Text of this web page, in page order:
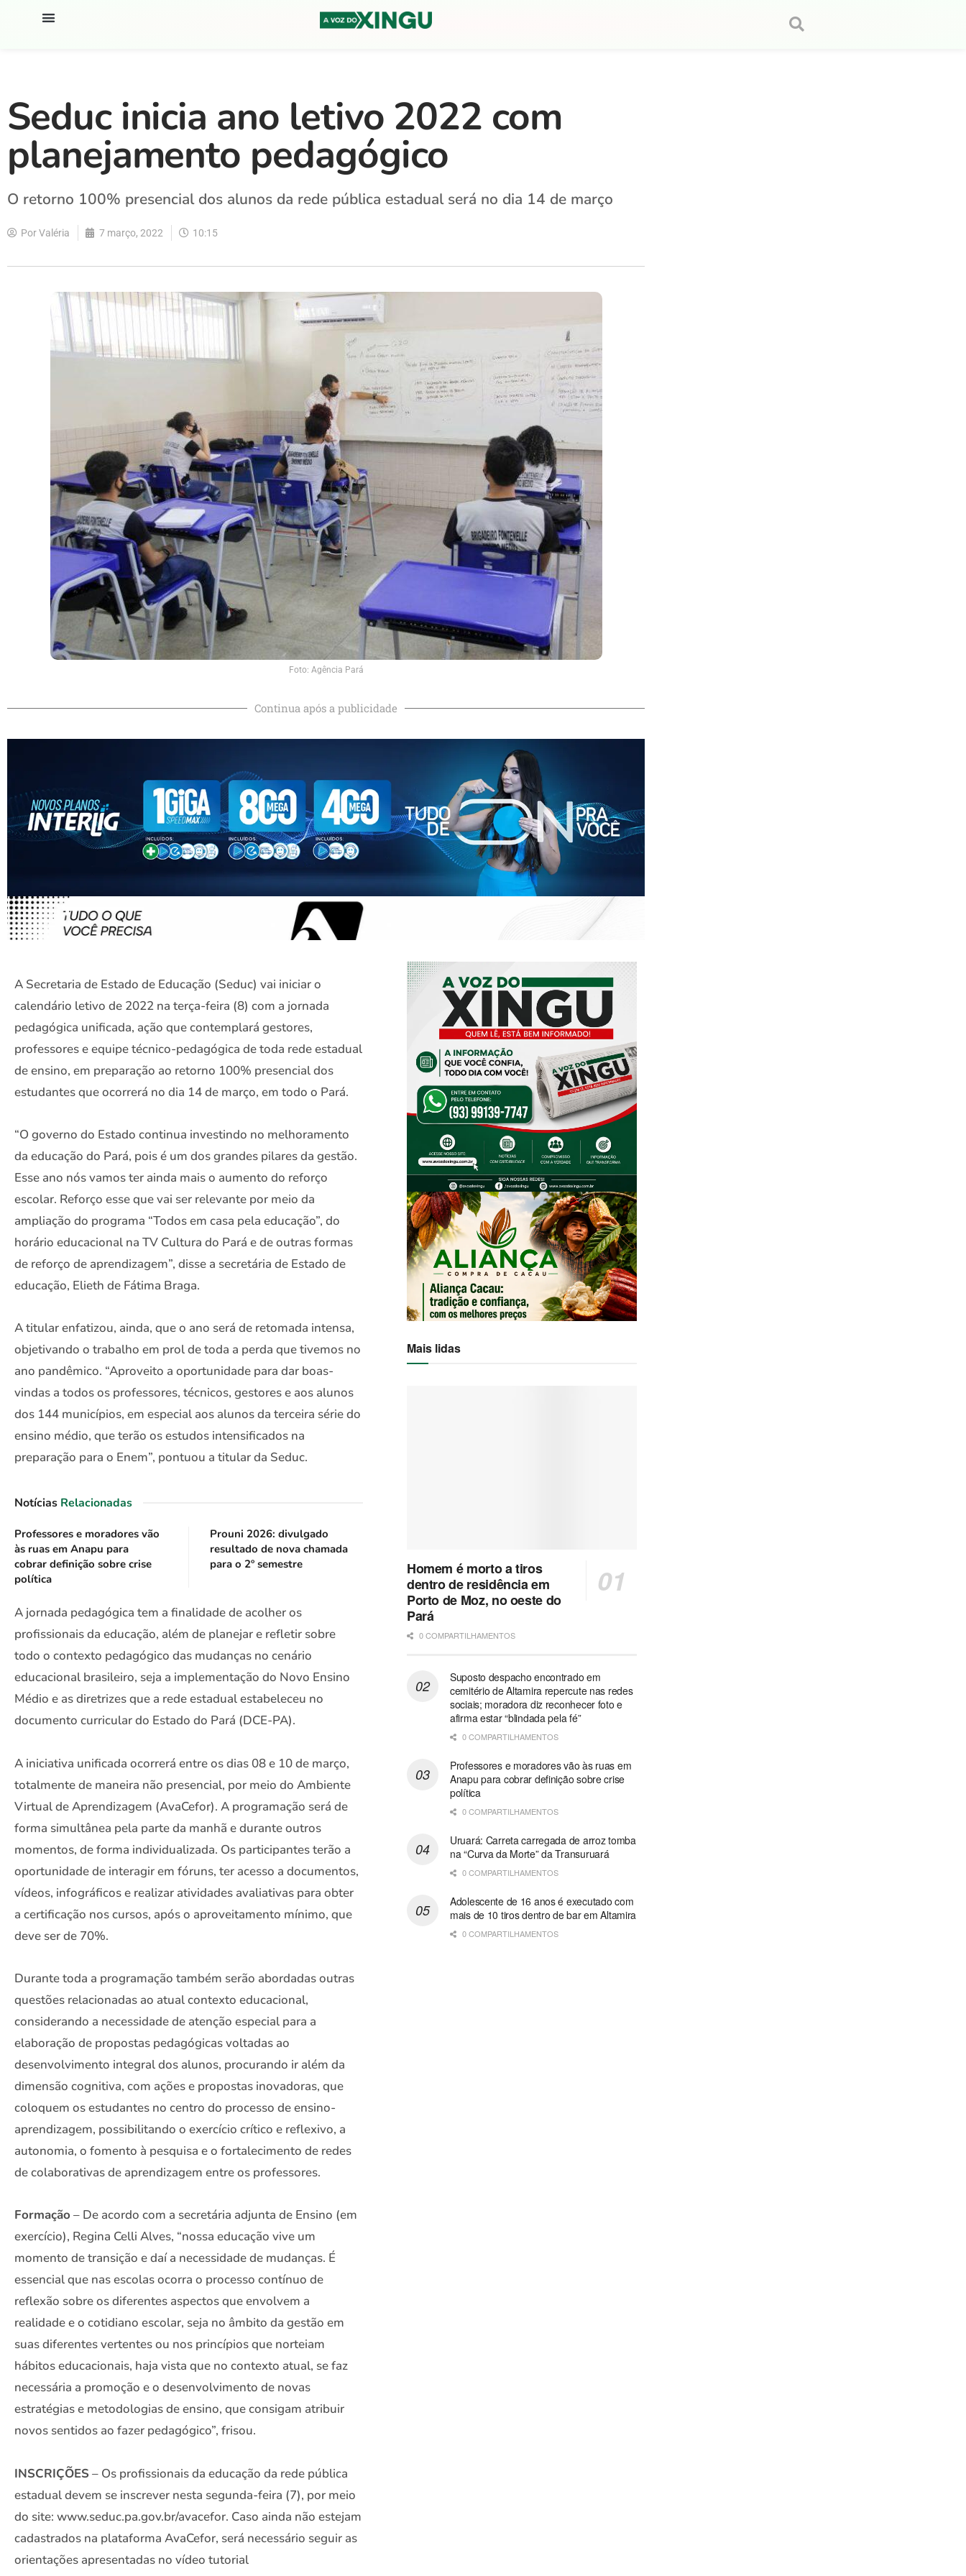
Seduc inicia ano letivo 2022 com
planejamento pedagógico
O retorno 100% presencial dos alunos da rede pública estadual será no dia 14 de março
PorValéria 7 março, 2022 10:15
Foto: Agência Pará
Continua após a publicidade
A Secretaria de Estado de Educação (Seduc) vai iniciar o
calendário letivo de 2022 na terça-feira (8) com a jornada
pedagógica unificada, ação que contemplará gestores,
professores e equipe técnico-pedagógica de toda rede estadual
de ensino, em preparação ao retorno 100% presencial dos
estudantes que ocorrerá no dia 14 de março, em todo o Pará.
“O governo do Estado continua investindo no melhoramento
da educação do Pará, pois é um dos grandes pilares da gestão.
Esse ano nós vamos ter ainda mais o aumento do reforço
escolar. Reforço esse que vai ser relevante por meio da
ampliação do programa “Todos em casa pela educação”, do
horário educacional na TV Cultura do Pará e de outras formas
de reforço de aprendizagem”, disse a secretária de Estado de
educação, Elieth de Fátima Braga.
A titular enfatizou, ainda, que o ano será de retomada intensa,
objetivando o trabalho em prol de toda a perda que tivemos no
ano pandêmico. “Aproveito a oportunidade para dar boas-
vindas a todos os professores, técnicos, gestores e aos alunos
dos 144 municípios, em especial aos alunos da terceira série do
ensino médio, que terão os estudos intensificados na
preparação para o Enem”, pontuou a titular da Seduc.
Notícias Relacionadas
Professores e moradores vão
às ruas em Anapu para
cobrar definição sobre crise
política
Prouni 2026: divulgado
resultado de nova chamada
para o 2º semestre
A jornada pedagógica tem a finalidade de acolher os
profissionais da educação, além de planejar e refletir sobre
todo o contexto pedagógico das mudanças no cenário
educacional brasileiro, seja a implementação do Novo Ensino
Médio e as diretrizes que a rede estadual estabeleceu no
documento curricular do Estado do Pará (DCE-PA).
A iniciativa unificada ocorrerá entre os dias 08 e 10 de março,
totalmente de maneira não presencial, por meio do Ambiente
Virtual de Aprendizagem (AvaCefor). A programação será de
forma simultânea pela parte da manhã e durante outros
momentos, de forma individualizada. Os participantes terão a
oportunidade de interagir em fóruns, ter acesso a documentos,
vídeos, infográficos e realizar atividades avaliativas para obter
a certificação nos cursos, após o aproveitamento mínimo, que
deve ser de 70%.
Durante toda a programação também serão abordadas outras
questões relacionadas ao atual contexto educacional,
considerando a necessidade de atenção especial para a
elaboração de propostas pedagógicas voltadas ao
desenvolvimento integral dos alunos, procurando ir além da
dimensão cognitiva, com ações e propostas inovadoras, que
coloquem os estudantes no centro do processo de ensino-
aprendizagem, possibilitando o exercício crítico e reflexivo, a
autonomia, o fomento à pesquisa e o fortalecimento de redes
de colaborativas de aprendizagem entre os professores.
Formação – De acordo com a secretária adjunta de Ensino (em
exercício), Regina Celli Alves, “nossa educação vive um
momento de transição e daí a necessidade de mudanças. É
essencial que nas escolas ocorra o processo contínuo de
reflexão sobre os diferentes aspectos que envolvem a
realidade e o cotidiano escolar, seja no âmbito da gestão em
suas diferentes vertentes ou nos princípios que norteiam
hábitos educacionais, haja vista que no contexto atual, se faz
necessária a promoção e o desenvolvimento de novas
estratégias e metodologias de ensino, que consigam atribuir
novos sentidos ao fazer pedagógico”, frisou.
INSCRIÇÕES – Os profissionais da educação da rede pública
estadual devem se inscrever nesta segunda-feira (7), por meio
do site: www.seduc.pa.gov.br/avacefor. Caso ainda não estejam
cadastrados na plataforma AvaCefor, será necessário seguir as
orientações apresentadas no vídeo tutorial
Mais lidas
Homem é morto a tiros
dentro de residência em
Porto de Moz, no oeste do
Pará
0 COMPARTILHAMENTOS
Suposto despacho encontrado em
cemitério de Altamira repercute nas redes
sociais; moradora diz reconhecer foto e
afirma estar “blindada pela fé”
0 COMPARTILHAMENTOS
Professores e moradores vão às ruas em
Anapu para cobrar definição sobre crise
política
0 COMPARTILHAMENTOS
Uruará: Carreta carregada de arroz tomba
na “Curva da Morte” da Transuruará
0 COMPARTILHAMENTOS
Adolescente de 16 anos é executado com
mais de 10 tiros dentro de bar em Altamira
0 COMPARTILHAMENTOS